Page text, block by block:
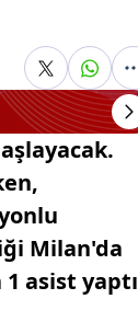
Milan'da
asist yaptı